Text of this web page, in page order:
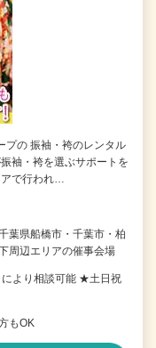
プの 振袖・袴のレンタル
袖・袴を選ぶサポートを
で行われ…
葉県船橋市・千葉市・柏
周辺エリアの催事会場
より相談可能 ★土日祝
もOK